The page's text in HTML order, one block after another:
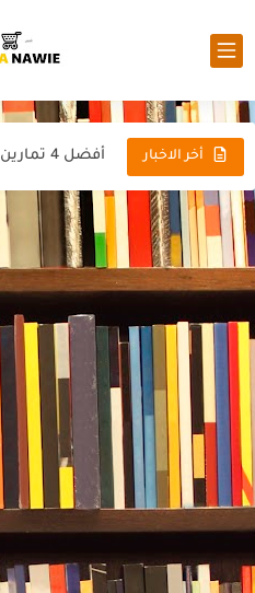
أخر الاخبار
عاجل نتيجة
هل تعلم من هو